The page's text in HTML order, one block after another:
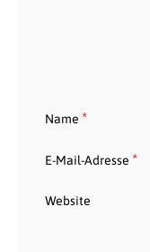
Name *
E-Mail-Adresse *
Website